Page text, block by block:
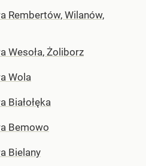
Rembertów, Wilanów,
Wesoła, Żoliborz
Wola
Białołęka
Bemowo
Bielany